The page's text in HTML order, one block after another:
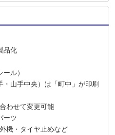
品化
ル）
山手中央）は「町中」が印刷
わせて変更可能
ーツ
機・タイヤ止めなど